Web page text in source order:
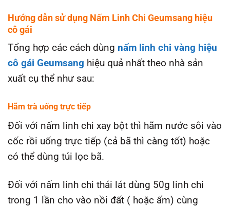
Hướng dẫn sử dụng Nấm Linh Chi Geumsang hiệu
cô gái
Tổng hợp các cách dùng nấm linh chi vàng hiệu
cô gái Geumsang hiệu quả nhất theo nhà sản
xuất cụ thể như sau:
Hãm trà uống trực tiếp
Đối với nấm linh chi xay bột thì hãm nước sôi vào
cốc rồi uống trực tiếp (cả bã thì càng tốt) hoặc
có thể dùng túi lọc bã.
Đối với nấm linh chi thái lát dùng 50g linh chi
trong 1 lần cho vào nồi đất ( hoặc ấm) cùng